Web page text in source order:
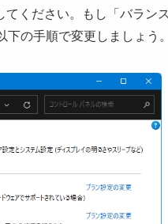
ください。もし「バラン
下の手順で変更しましょう。